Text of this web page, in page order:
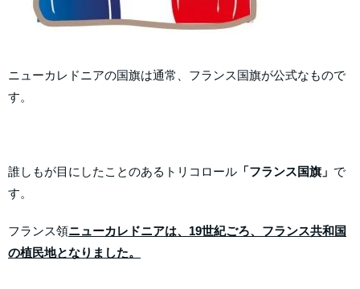
ニューカレドニアの国旗は通常、フランス国旗が公式なもので
す。
誰しもが目にしたことのあるトリコロール 「フランス国旗」 で
す。
フランス領ニューカレドニアは、19世紀ごろ、フランス共和国
の植民地となりました。